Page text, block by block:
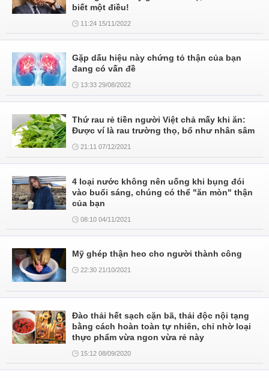
biết một điều!
11:24 15/11/2022
Gặp dấu hiệu này chứng tỏ thận của bạn
đang có vấn đề
13:33 29/08/2022
Thứ rau rẻ tiền người Việt chả mấy khi ăn:
Được ví là rau trường thọ, bổ như nhân sâm
21:11 07/12/2021
4 loại nước không nên uống khi bụng đói
vào buổi sáng, chúng có thể "ăn mòn" thận
của bạn
08:10 04/11/2021
Mỹ ghép thận heo cho người thành công
22:30 21/10/2021
Đào thải hết sạch cặn bã, thải độc nội tạng
bằng cách hoàn toàn tự nhiên, chỉ nhờ loại
thực phẩm vừa ngon vừa rẻ này
15:12 08/09/2020